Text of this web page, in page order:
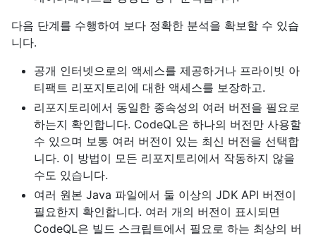
다음 단계를 수행하여 보다 정확한 분석을 확보할 수 있습
니다.
공개 인터넷으로의 액세스를 제공하거나 프라이빗 아
티팩트 리포지토리에 대한 액세스를 보장하고.
리포지토리에서 동일한 종속성의 여러 버전을 필요로
하는지 확인합니다. CodeQL은 하나의 버전만 사용할
수 있으며 보통 여러 버전이 있는 최신 버전을 선택합
니다. 이 방법이 모든 리포지토리에서 작동하지 않을
수도 있습니다.
여러 원본 Java 파일에서 둘 이상의 JDK API 버전이
필요한지 확인합니다. 여러 개의 버전이 표시되면
CodeQL은 빌드 스크립트에서 필요로 하는 최상의 버